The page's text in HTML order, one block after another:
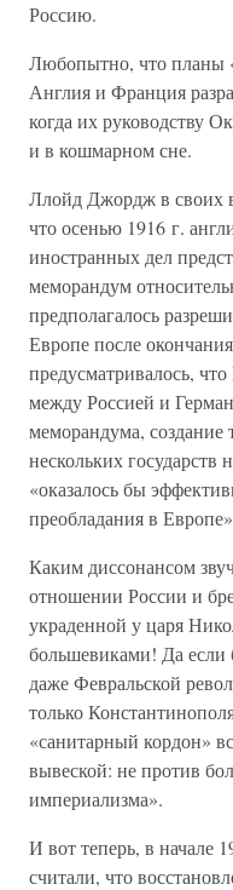
Россию.
Любопытно, что планы
Англия и Франция
когда их руководству
и в кошмарном сне.
Ллойд Джордж в своих
что осенью 1916 г.
иностранных дел
меморандум
предполагалось
Европе после
предусматривалось,
между Россией и
меморандума,
нескольких
«оказалось бы
преобладания в
Каким диссонансом
отношении России и
украденной у царя
большевиками! Да
даже Февральской
только
«санитарный кордон»
вывеской: не против
империализма».
И вот теперь, в начале
считали, что